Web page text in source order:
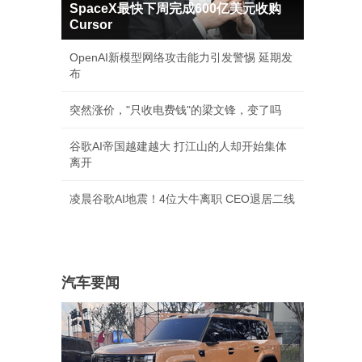
SpaceX最快下周完成600亿美元收购
Cursor
OpenAI新模型网络攻击能力引发警惕 延期发
布
突然涨价，"只收电费钱"的梁文锋，变了吗
谷歌AI帝国越建越大 打江山的人却开始集体
离开
凌晨谷歌AI地震！4位大牛离职 CEO退居二线
汽车要闻